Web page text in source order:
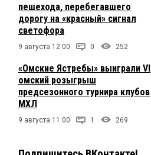
пешехода, перебегавшего
дорогу на «красный» сигнал
светофора
9 августа 12:00 0 252
«Омские Ястребы» выиграли VI
омский розыгрыш
предсезонного турнира клубов
МХЛ
9 августа 11:00 1 269